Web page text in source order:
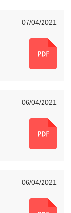
07/04/2021
06/04/2021
06/04/2021